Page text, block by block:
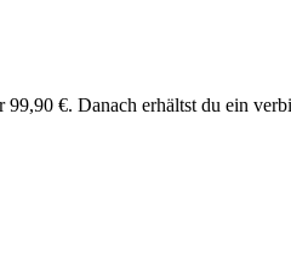
€. Danach erhältst du ein